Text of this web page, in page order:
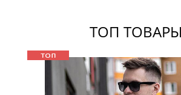
ТОП ТОВАРЫ